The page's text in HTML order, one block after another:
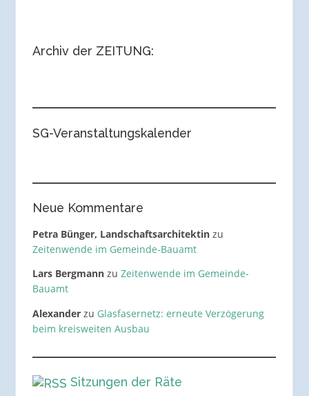
Archiv der ZEITUNG:
SG-Veranstaltungskalender
Neue Kommentare
Petra Bünger, Landschaftsarchitektinzu
Zeitenwende im Gemeinde-Bauamt
Lars Bergmannzu Zeitenwende im Gemeinde-
Bauamt
Alexanderzu Glasfasernetz: erneute Verzögerung
beim kreisweiten Ausbau
Sitzungen der Räte